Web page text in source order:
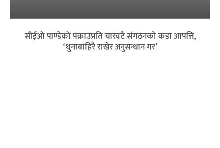
सीईओ पाण्डेको पक्राउप्रति चारवटै संगठनको कडा आपत्ति,
‘थुनाबाहिरै राखेर अनुसन्धान गर’